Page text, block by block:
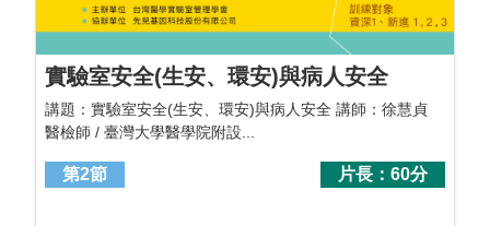
實驗室安全(生安、環安)與病人安全
講題：實驗室安全(生安、環安)與病人安全 講師：徐慧貞
醫檢師 / 臺灣大學醫學院附設...
第2節 片長：60分